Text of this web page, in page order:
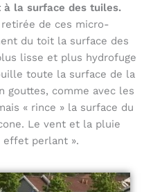
la surface des tuiles.
de ces micro-
du toit la surface des
lisse et plus hydrofuge
toute la surface de la
gouttes, comme avec les
« rince » la surface du
Le vent et la pluie
effet perlant ».